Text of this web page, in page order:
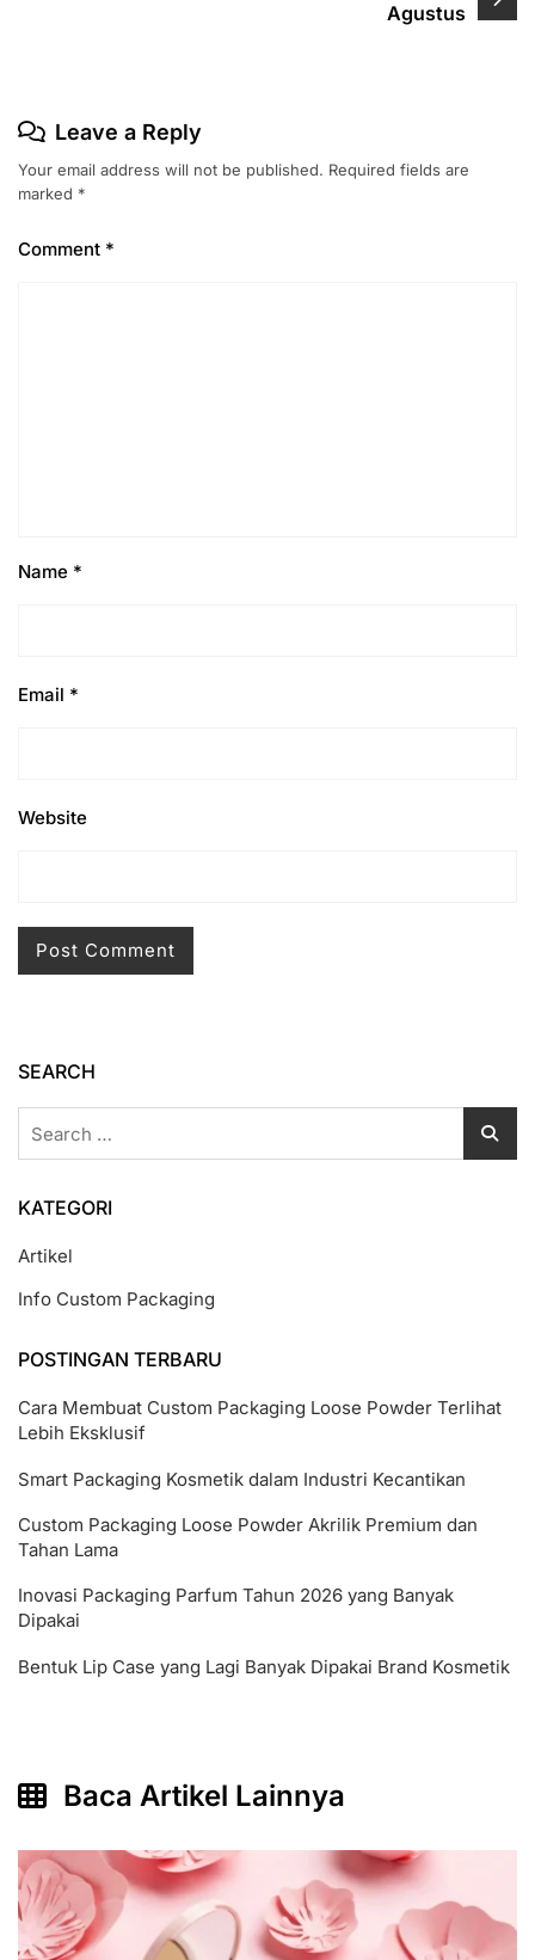
Agustus
Leave a Reply
Your email address will not be published. Required fields are
marked *
Comment *
Name *
Email *
Website
SEARCH
for:
KATEGORI
Artikel
Info Custom Packaging
POSTINGAN TERBARU
Cara Membuat Custom Packaging Loose Powder Terlihat
Lebih Eksklusif
Smart Packaging Kosmetik dalam Industri Kecantikan
Custom Packaging Loose Powder Akrilik Premium dan
Tahan Lama
Inovasi Packaging Parfum Tahun 2026 yang Banyak
Dipakai
Bentuk Lip Case yang Lagi Banyak Dipakai Brand Kosmetik
Baca Artikel Lainnya